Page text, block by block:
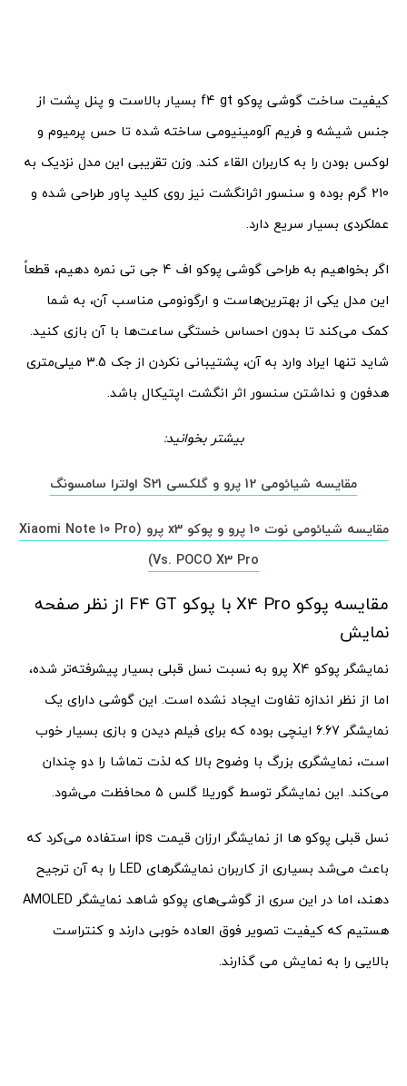
کیفیت ساخت گوشی پوکو f4 gt بسیار بالاست و پنل پشت از
جنس شیشه و فریم آلومینیومی ساخته شده تا حس پرمیوم و
لوکس بودن را به کاربران القاء کند. وزن تقریبی این مدل نزدیک به
210 گرم بوده و سنسور اثرانگشت نیز روی کلید پاور طراحی شده و
عملکردی بسیار سریع دارد.
اگر بخواهیم به طراحی گوشی پوکو اف ۴ جی تی نمره دهیم، قطعاً
این مدل یکی از بهترین‌هاست و ارگونومی مناسب آن، به شما
کمک می‌کند تا بدون احساس خستگی ساعت‌ها با آن بازی کنید.
شاید تنها ایراد وارد به آن، پشتیبانی نکردن از جک 3.5 میلی‌متری
هدفون و نداشتن سنسور اثر انگشت اپتیکال باشد.
بیشتر بخوانید:
مقایسه شیائومی 12 پرو و گلکسی S21 اولترا سامسونگ
مقایسه شیائومی نوت 10 پرو و پوکو x3 پرو (Xiaomi Note 10 Pro
Vs. POCO X3 Pro)
مقایسه پوکو X4 Pro با پوکو F4 GT از نظر صفحه
نمایش
نمایشگر پوکو X4 پرو به نسبت نسل قبلی بسیار پیشرفته‌تر شده،
اما از نظر اندازه تفاوت ایجاد نشده است. این گوشی دارای یک
نمایشگر 6.67 اینچی بوده که برای فیلم دیدن و بازی بسیار خوب
است، نمایشگری بزرگ با وضوح بالا که لذت تماشا را دو چندان
می‌کند. این نمایشگر توسط گوریلا گلس 5 محافظت می‌شود.
نسل قبلی پوکو ها از نمایشگر ارزان قیمت ips استفاده می‌کرد که
باعث می‌شد بسیاری از کاربران نمایشگرهای LED را به آن ترجیح
دهند، اما در این سری از گوشی‌های پوکو شاهد نمایشگر AMOLED
هستیم که کیفیت تصویر فوق العاده خوبی دارند و کنتراست
بالایی را به نمایش می گذارند.